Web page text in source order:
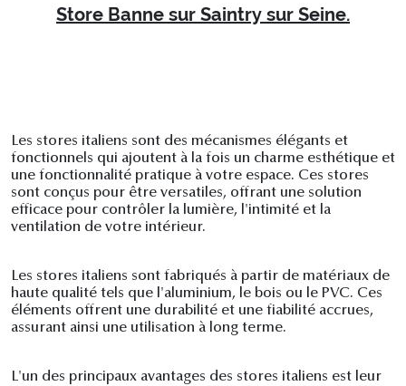
Store Banne sur Saintry sur Seine.
Les stores italiens sont des mécanismes élégants et
fonctionnels qui ajoutent à la fois un charme esthétique et
une fonctionnalité pratique à votre espace. Ces stores
sont conçus pour être versatiles, offrant une solution
efficace pour contrôler la lumière, l'intimité et la
ventilation de votre intérieur.
Les stores italiens sont fabriqués à partir de matériaux de
haute qualité tels que l'aluminium, le bois ou le PVC. Ces
éléments offrent une durabilité et une fiabilité accrues,
assurant ainsi une utilisation à long terme.
L'un des principaux avantages des stores italiens est leur